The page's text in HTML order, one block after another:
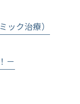
ック治療）
－